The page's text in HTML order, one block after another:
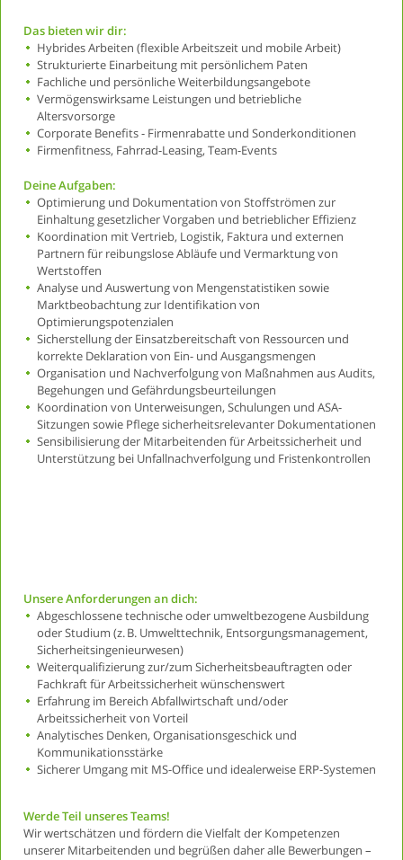
Das bieten wir dir:
Hybrides Arbeiten (flexible Arbeitszeit und mobile Arbeit)
Strukturierte Einarbeitung mit persönlichem Paten
Fachliche und persönliche Weiterbildungsangebote
Vermögenswirksame Leistungen und betriebliche
Altersvorsorge
Corporate Benefits - Firmenrabatte und Sonderkonditionen
Firmenfitness, Fahrrad-Leasing, Team-Events
Deine Aufgaben:
Optimierung und Dokumentation von Stoffströmen zur
Einhaltung gesetzlicher Vorgaben und betrieblicher Effizienz
Koordination mit Vertrieb, Logistik, Faktura und externen
Partnern für reibungslose Abläufe und Vermarktung von
Wertstoffen
Analyse und Auswertung von Mengenstatistiken sowie
Marktbeobachtung zur Identifikation von
Optimierungspotenzialen
Sicherstellung der Einsatzbereitschaft von Ressourcen und
korrekte Deklaration von Ein- und Ausgangsmengen
Organisation und Nachverfolgung von Maßnahmen aus Audits,
Begehungen und Gefährdungsbeurteilungen
Koordination von Unterweisungen, Schulungen und ASA-
Sitzungen sowie Pflege sicherheitsrelevanter Dokumentationen
Sensibilisierung der Mitarbeitenden für Arbeitssicherheit und
Unterstützung bei Unfallnachverfolgung und Fristenkontrollen
Unsere Anforderungen an dich:
Abgeschlossene technische oder umweltbezogene Ausbildung
oder Studium (z. B. Umwelttechnik, Entsorgungsmanagement,
Sicherheitsingenieurwesen)
Weiterqualifizierung zur/zum Sicherheitsbeauftragten oder
Fachkraft für Arbeitssicherheit wünschenswert
Erfahrung im Bereich Abfallwirtschaft und/oder
Arbeitssicherheit von Vorteil
Analytisches Denken, Organisationsgeschick und
Kommunikationsstärke
Sicherer Umgang mit MS-Office und idealerweise ERP-Systemen
Werde Teil unseres Teams!
Wir wertschätzen und fördern die Vielfalt der Kompetenzen
unserer Mitarbeitenden und begrüßen daher alle Bewerbungen –